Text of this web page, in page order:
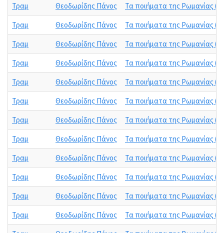
Τραμ
Θεοδωρίδης Πάνος
Τα ποιήματα της Ρωμανίας
Τραμ
Θεοδωρίδης Πάνος
Τα ποιήματα της Ρωμανίας
Τραμ
Θεοδωρίδης Πάνος
Τα ποιήματα της Ρωμανίας
Τραμ
Θεοδωρίδης Πάνος
Τα ποιήματα της Ρωμανίας
Τραμ
Θεοδωρίδης Πάνος
Τα ποιήματα της Ρωμανίας
Τραμ
Θεοδωρίδης Πάνος
Τα ποιήματα της Ρωμανίας
Τραμ
Θεοδωρίδης Πάνος
Τα ποιήματα της Ρωμανίας
Τραμ
Θεοδωρίδης Πάνος
Τα ποιήματα της Ρωμανίας
Τραμ
Θεοδωρίδης Πάνος
Τα ποιήματα της Ρωμανίας
Τραμ
Θεοδωρίδης Πάνος
Τα ποιήματα της Ρωμανίας
Τραμ
Θεοδωρίδης Πάνος
Τα ποιήματα της Ρωμανίας
Τραμ
Θεοδωρίδης Πάνος
Τα ποιήματα της Ρωμανίας